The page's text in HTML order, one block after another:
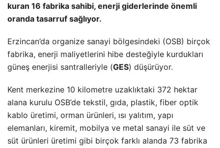
kuran 16 fabrika sahibi, enerji giderlerinde önemli
oranda tasarruf sağlıyor.
Erzincan’da organize sanayi bölgesindeki (OSB) birçok
fabrika, enerji maliyetlerini hibe desteğiyle kurdukları
güneş enerjisi santralleriyle (GES) düşürüyor.
Kent merkezine 10 kilometre uzaklıktaki 372 hektar
alana kurulu OSB’de tekstil, gıda, plastik, fiber optik
kablo üretimi, orman ürünleri, ısı yalıtım, yapı
elemanları, kiremit, mobilya ve metal sanayi ile süt ve
süt ürünleri üretimi gibi birçok farklı alanda 73 fabrika